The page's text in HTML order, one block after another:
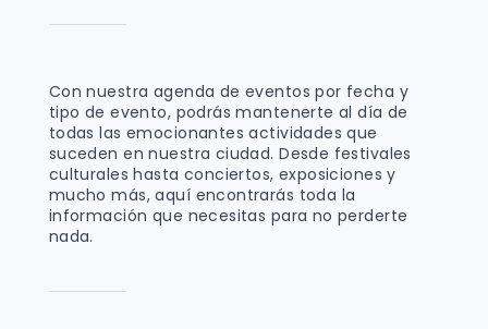
Con nuestra agenda de eventos por fecha y
tipo de evento, podrás mantenerte al día de
todas las emocionantes actividades que
suceden en nuestra ciudad. Desde festivales
culturales hasta conciertos, exposiciones y
mucho más, aquí encontrarás toda la
información que necesitas para no perderte
nada.